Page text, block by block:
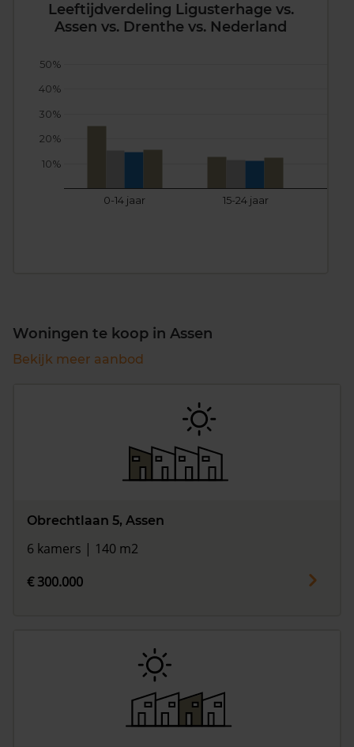
Leeftijdverdeling Ligusterhage vs.
Assen vs. Drenthe vs. Nederland
0-14 jaar 15-24 jaar
10%
20%
30%
40%
50%
Woningen te koop in Assen
Bekijk meer aanbod
Obrechtlaan 5, Assen
6 kamers | 140 m2
€ 300.000